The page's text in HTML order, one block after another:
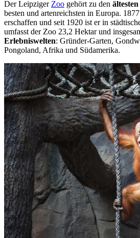
Der Leipziger Zoo gehört zu den
besten und artenreichsten in Europa.
erschaffen und seit 1920 ist er in
umfasst der Zoo 23,2 Hektar und
Erlebniswelten: Gründer-Garten,
Pongoland, Afrika und Südamerika.